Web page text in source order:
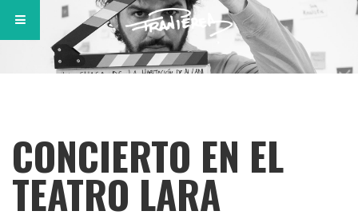
CONCIERTO EN EL
TEATRO LARA